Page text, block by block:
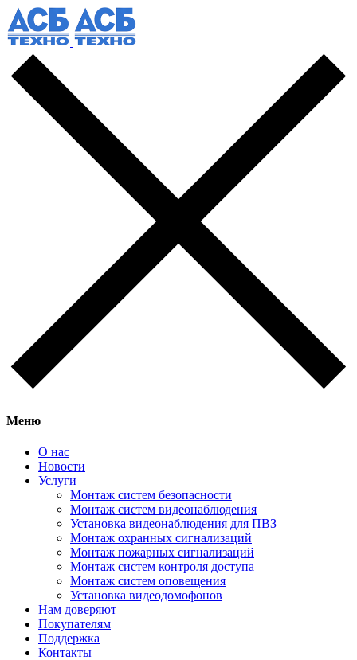
Меню
О нас
Новости
Услуги
Монтаж систем безопасности
Монтаж систем видеонаблюдения
Установка видеонаблюдения для ПВЗ
Монтаж охранных сигнализаций
Монтаж пожарных сигнализаций
Монтаж систем контроля доступа
Монтаж систем оповещения
Установка видеодомофонов
Нам доверяют
Покупателям
Поддержка
Контакты